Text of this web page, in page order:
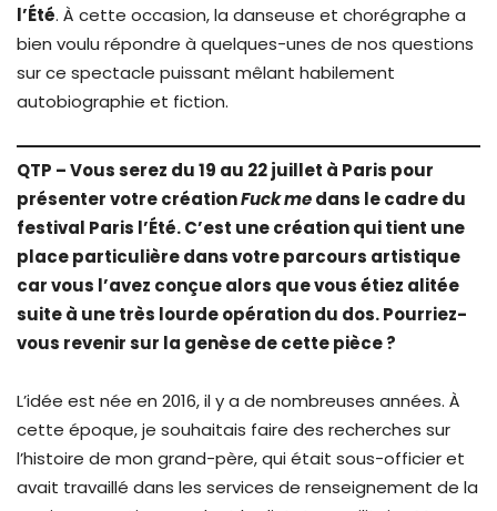
l’Été. À cette occasion, la danseuse et chorégraphe a
bien voulu répondre à quelques-unes de nos questions
sur ce spectacle puissant mêlant habilement
autobiographie et fiction.
QTP – Vous serez du 19 au 22 juillet à Paris pour
présenter votre créationFuck medans le cadre du
festival Paris l’Été. C’est une création qui tient une
place particulière dans votre parcours artistique
car vous l’avez conçue alors que vous étiez alitée
suite à une très lourde opération du dos. Pourriez-
vous revenir sur la genèse de cette pièce ?
L’idée est née en 2016, il y a de nombreuses années. À
cette époque, je souhaitais faire des recherches sur
l’histoire de mon grand-père, qui était sous-officier et
avait travaillé dans les services de renseignement de la